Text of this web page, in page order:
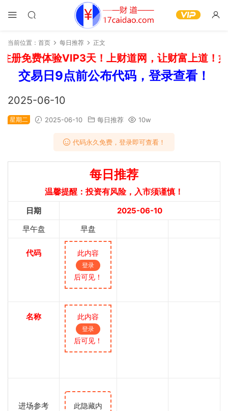
当前位置： 首页 每日推荐 正文
免费体验VIP3天！上财道网，让财富上道！如
交易日9点前公布代码，登录查看！
2025-06-10
星期二 2025-06-10 每日推荐 10w
代码永久免费，登录即可查看！
每日推荐
温馨提醒：投资有风险，入市须谨慎！
日期
2025-06-10
早午盘
早盘
代码 此内容
登录
后可见！
名称 此内容
登录
后可见！
进场参考
此隐藏内